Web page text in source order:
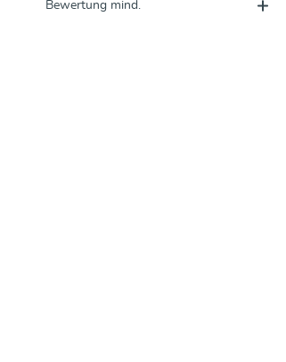
Bewertung mind.